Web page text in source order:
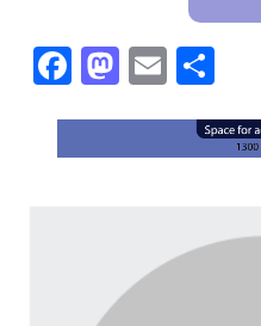
Facebook
Mastodon
Email